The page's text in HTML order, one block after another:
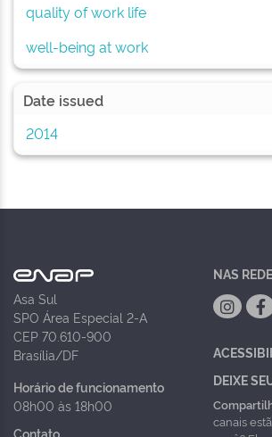
quality of work life
well-being at work
Date issued
2014
Asa Sul
SPO Área Especial 2-A
CEP 70.610-900
Brasília/DF
Horário de funcionamento
08h00 às 18h00
Contato
NAS
DEIXE
canais